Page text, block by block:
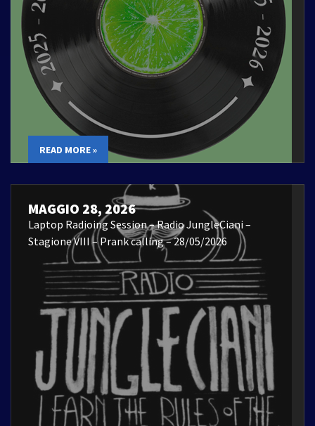
READ MORE »
MAGGIO 28, 2026
Laptop Radioing Session – Radio JungleCiani –
Stagione VIII – Prank calling – 28/05/2026